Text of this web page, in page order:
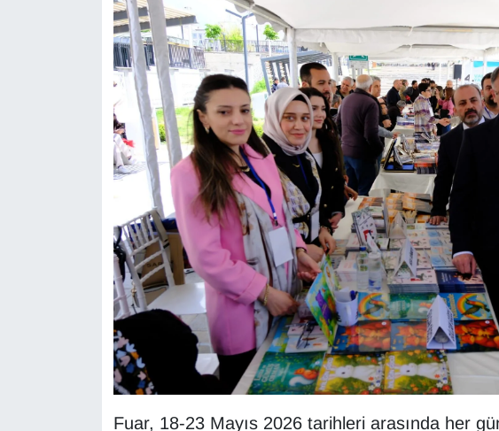
Fuar, 18-23 Mayıs 2026 tarihleri arasında her
TEKNOLOJİ
VAN'DA SPOR